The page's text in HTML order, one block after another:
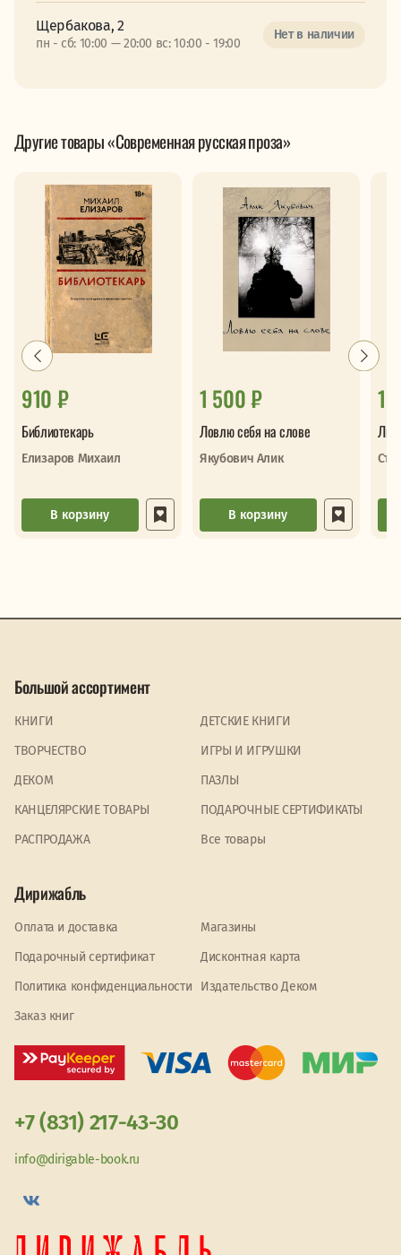
Щербакова, 2
пн - сб: 10:00 — 20:00 вс: 10:00 - 19:00
Нет в наличии
Другие товары «Современная русская проза»
910 ₽
Библиотекарь
Елизаров Михаил
В корзину
1 500 ₽
Ловлю себя на слове
Якубович Алик
В корзину
1
Большой ассортимент
КНИГИ
ДЕТСКИЕ КНИГИ
ТВОРЧЕСТВО
ИГРЫ И ИГРУШКИ
ДЕКОМ
ПАЗЛЫ
КАНЦЕЛЯРСКИЕ ТОВАРЫ
ПОДАРОЧНЫЕ СЕРТИФИКАТЫ
PАСПРОДАЖА
Все товары
Дирижабль
Оплата и доставка
Магазины
Подарочный сертификат
Дисконтная карта
Политика конфиденциальности
Издательство Деком
Заказ книг
+7 (831) 217-43-30
info@dirigable-book.ru